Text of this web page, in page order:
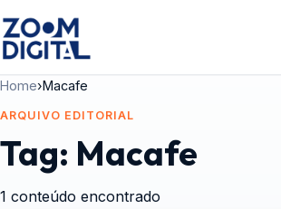
Home›Macafe
ARQUIVO EDITORIAL
Tag: Macafe
1 conteúdo encontrado